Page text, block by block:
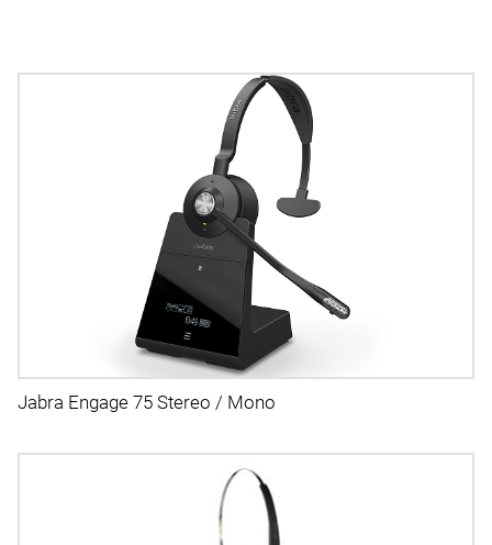
Jabra Engage 75 Stereo / Mono